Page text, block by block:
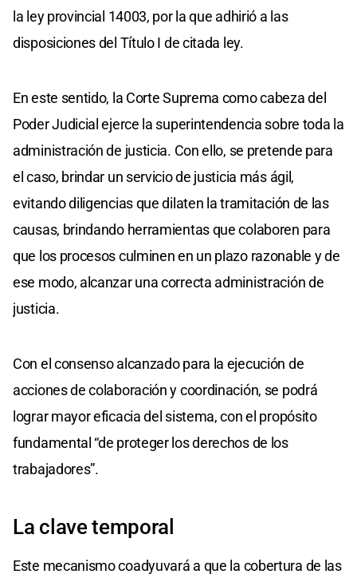
la ley provincial 14003, por la que adhirió a las
disposiciones del Título I de citada ley.
En este sentido, la Corte Suprema como cabeza del
Poder Judicial ejerce la superintendencia sobre toda la
administración de justicia. Con ello, se pretende para
el caso, brindar un servicio de justicia más ágil,
evitando diligencias que dilaten la tramitación de las
causas, brindando herramientas que colaboren para
que los procesos culminen en un plazo razonable y de
ese modo, alcanzar una correcta administración de
justicia.
Con el consenso alcanzado para la ejecución de
acciones de colaboración y coordinación, se podrá
lograr mayor eficacia del sistema, con el propósito
fundamental “de proteger los derechos de los
trabajadores”.
La clave temporal
Este mecanismo coadyuvará a que la cobertura de las